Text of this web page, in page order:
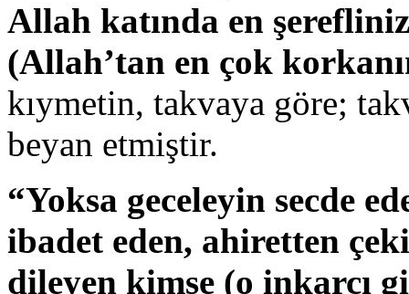
Allah katında en
(Allah’tan en çok
kıymetin, takvaya göre;
beyan etmiştir.
“Yoksa geceleyin secde
ibadet eden, ahiretten
dileyen kimse (o inkarcı